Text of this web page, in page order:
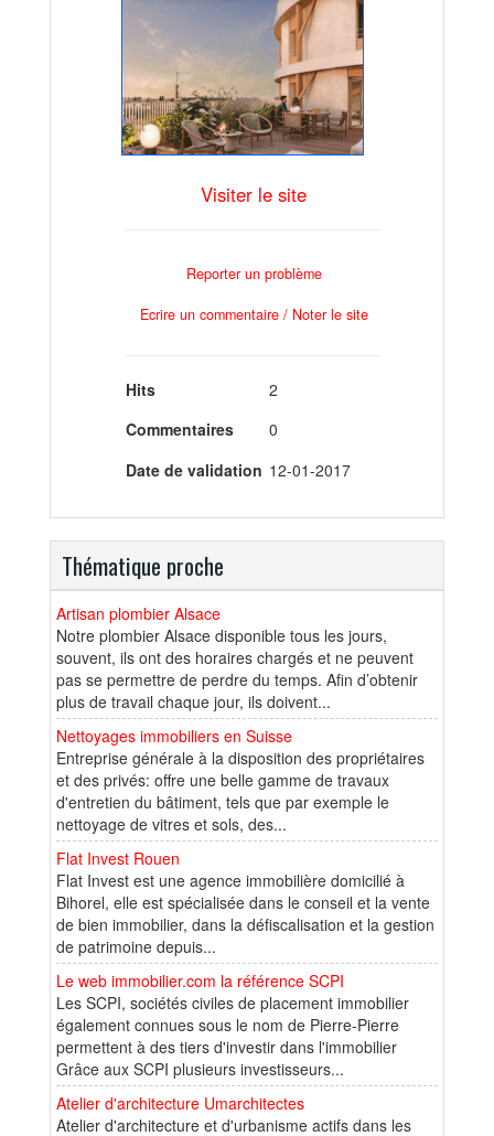
Visiter le site
Reporter un problème
Ecrire un commentaire / Noter le site
Hits
2
Commentaires
0
Date de validation 12-01-2017
Thématique proche
Artisan plombier Alsace
Notre plombier Alsace disponible tous les jours,
souvent, ils ont des horaires chargés et ne peuvent
pas se permettre de perdre du temps. Afin d’obtenir
plus de travail chaque jour, ils doivent...
Nettoyages immobiliers en Suisse
Entreprise générale à la disposition des propriétaires
et des privés: offre une belle gamme de travaux
d'entretien du bâtiment, tels que par exemple le
nettoyage de vitres et sols, des...
Flat Invest Rouen
Flat Invest est une agence immobilière domicilié à
Bihorel, elle est spécialisée dans le conseil et la vente
de bien immobilier, dans la défiscalisation et la gestion
de patrimoine depuis...
Le web immobilier.com la référence SCPI
Les SCPI, sociétés civiles de placement immobilier
également connues sous le nom de Pierre-Pierre
permettent à des tiers d'investir dans l'immobilier
Grâce aux SCPI plusieurs investisseurs...
Atelier d'architecture Umarchitectes
Atelier d'architecture et d'urbanisme actifs dans les